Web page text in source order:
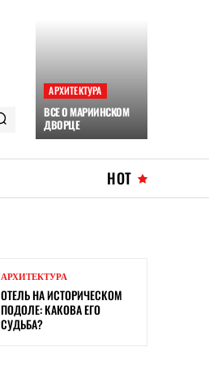
АРХИТЕКТУРА
ВСЕ О МАРИИНСКОМ
ДВОРЦЕ
HOT
АРХИТЕКТУРА
ОТЕЛЬ НА ИСТОРИЧЕСКОМ
ПОДОЛЕ: КАКОВА ЕГО
СУДЬБА?